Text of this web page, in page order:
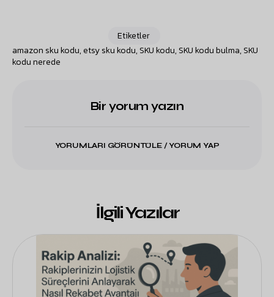
Etiketler
amazon sku kodu,etsy sku kodu, SKU kodu, SKU kodu bulma, SKU
kodu nerede
Bir yorum yazın
YORUMLARI GÖRÜNTÜLE / YORUM YAP
İlgili Yazılar